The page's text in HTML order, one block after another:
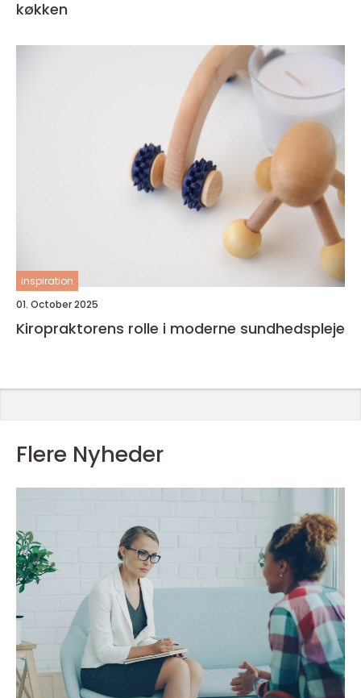
køkken
inspiration
01. October 2025
Kiropraktorens rolle i moderne sundhedspleje
Flere Nyheder